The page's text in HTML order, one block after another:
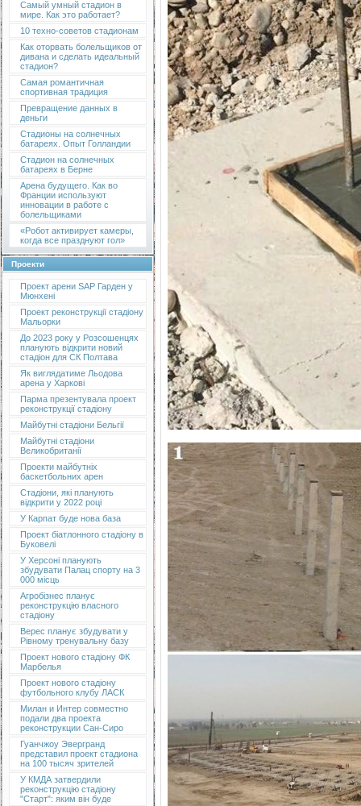
Самый умный стадион в
мире. Как это работает?
10 техно-советов стадионам
Как оторвать болельщиков от
дивана и сделать идеальный
стадион?
Самая романтичная
спортивная традиция
Превращение данных в
деньги
Стадионы на солнечных
батареях. Опыт Голландии
Стадион на солнечных
батареях в Берне
Арена будущего. Как во
Франции используют
инновации в работе с
болельщиками
«Робот активирует камеры,
когда все празднуют гол»
Проекти
Проект арени SAP Гарден у
Мюнхені
Проект реконструкції стадіону
Мальорки
До 2023 року у Розсошенцях
планують відкрити новий
стадіон для СК Полтава
Як виглядатиме Льодова
арена у Харкові
Парма презентувала проект
реконструкції стадіону
Майбутні стадіони Бельгії
Майбутні стадіони
Великобританії
Проекти майбутніх
баскетбольних арен
Стадіони, які планують
відкрити у 2022 році
У Карпат буде нова база
Проект біатлонного стадіону в
Буковелі
У Херсоні планують
збудувати Палац спорту на 3
000 місць
Агробізнес планує
реконструкцію власного
стадіону
Верес планує збудувати у
Рівному тренувальну базу
Проект нового стадіону ФК
Марбелья
Проект нового стадіону
футбольного клубу ЛАСК
Милан и Интер совместно
подали два проекта
реконструкции Сан-Сиро
Гуанчжоу Эвергранд
представил проект стадиона
на 100 тысяч зрителей
У КМДА затвердили
реконструкцію стадіону
"Старт": яким він буде